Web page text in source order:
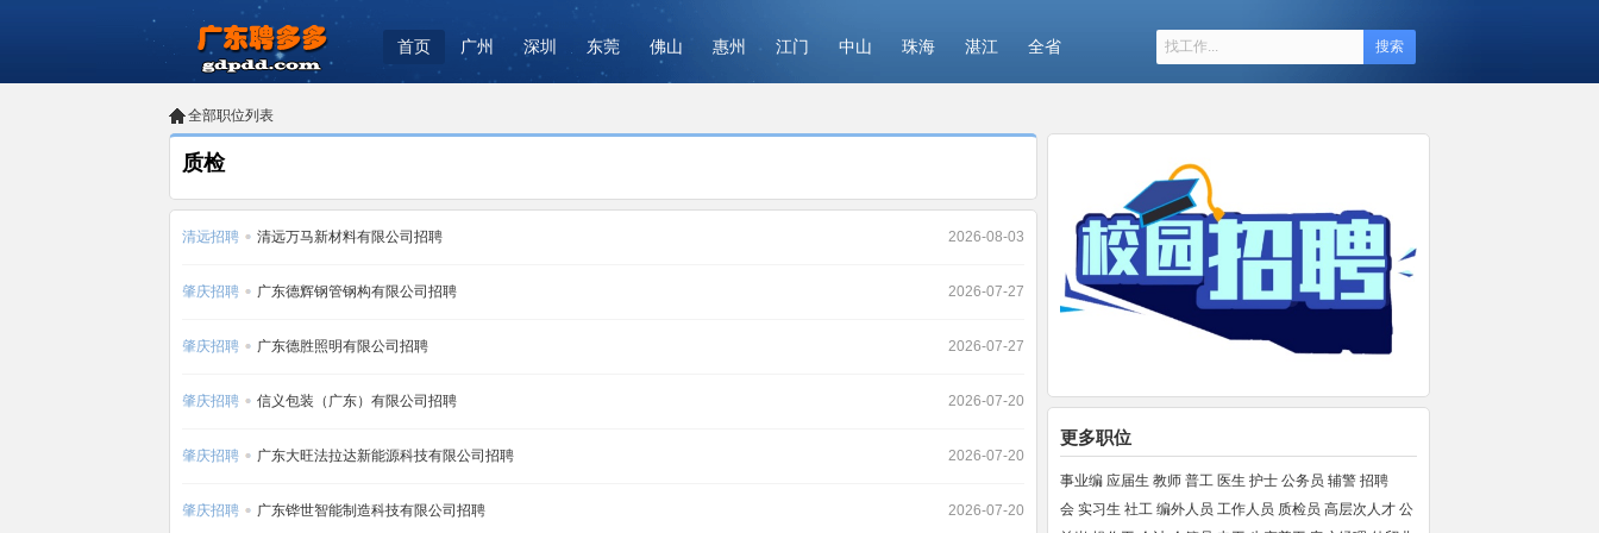
首页 广州 深圳 东莞 佛山 惠州 江门 中山 珠海 湛江 全省 搜索
全部职位列表
质检
清远招聘 清远万马新材料有限公司招聘 2026-08-03
肇庆招聘 广东德辉钢管钢构有限公司招聘 2026-07-27
肇庆招聘 广东德胜照明有限公司招聘 2026-07-27
肇庆招聘 信义包装（广东）有限公司招聘 2026-07-20
肇庆招聘 广东大旺法拉达新能源科技有限公司招聘 2026-07-20
肇庆招聘 广东铧世智能制造科技有限公司招聘 2026-07-20
更多职位
事业编 应届生 教师 普工 医生 护士 公务员 辅警 招聘
会 实习生 社工 编外人员 工作人员 质检员 高层次人才 公